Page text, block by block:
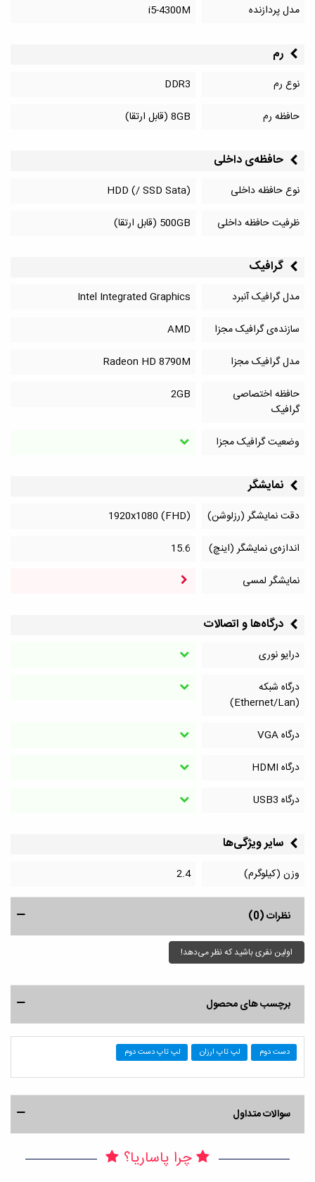
مدل پردازنده i5-4300M
رم
نوع رم
DDR3
حافظه رم
8GB (قابل ارتقا)
حافظه‌‌ی داخلی
نوع حافظه داخلی
HDD (/ SSD Sata)
ظرفیت حافظه داخلی
500GB (قابل ارتقا)
گرافیک
مدل گرافیک آنبرد
Intel Integrated Graphics
سازنده‌ی گرافیک مجزا
AMD
مدل گرافیک مجزا
Radeon HD 8790M
حافظه اختصاصی
گرافیک
2GB
وضعیت گرافیک مجزا
نمایشگر
دقت نمایشگر (رزلوشن)
1920x1080 (FHD)
اندازه‌ی نمایشگر (اینچ)
15.6
نمایشگر لمسی
درگاه‌ها و اتصالات
درایو نوری
درگاه شبکه
(Ethernet/Lan)
درگاه VGA
درگاه HDMI
درگاه‌ USB3
سایر ویژگی‌ها
وزن (کیلوگرم) 2.4
نظرات (0)
اولین نفری باشید که نظر می‌دهد!
برچسب های محصول
دست دوم لپ تاپ ارزان لپ تاپ دست دوم
سوالات متداول
چرا پاساریا؟